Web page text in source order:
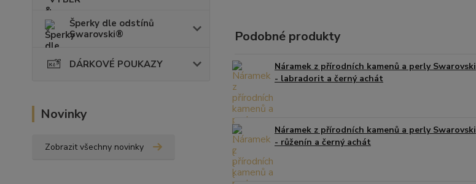
Šperky dle odstínů
Swarovski®
DÁRKOVÉ POUKAZY
Novinky
Zobrazit všechny novinky
Podobné produkty
Náramek z přírodních kamenů a perly Swarovski
- labradorit a černý achát
Náramek z přírodních kamenů a perly Swarovski
- růženín a černý achát